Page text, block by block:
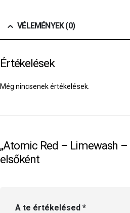
VÉLEMÉNYEK (0)
Értékelések
Még nincsenek értékelések.
„Atomic Red – Limewash –
elsőként
A te értékelésed *